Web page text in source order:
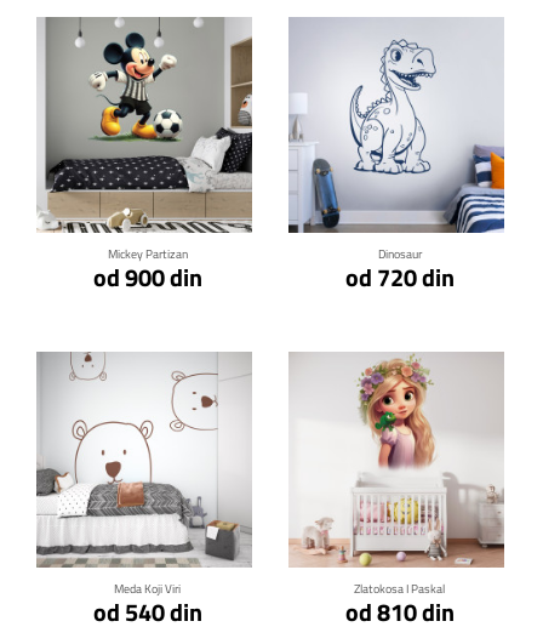
Mickey Partizan
od 900 din
Klikni za detalje
Dinosaur
od 720 din
Klikni za detalje
Meda Koji Viri
od 540 din
Klikni za detalje
Zlatokosa I Paskal
od 810 din
Klikni za detalje